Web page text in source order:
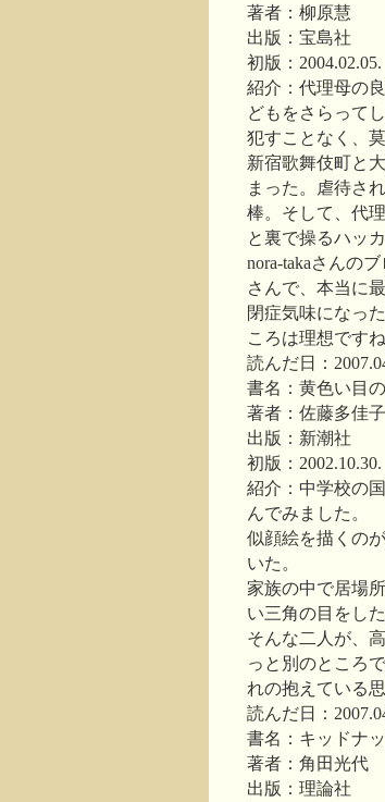
著者：柳原慧
出版：宝島社
初版：2004.02.05.
紹介：代理母の
どもをさらって
犯すことなく、
新宿歌舞伎町と
まった。虐待さ
棒。そして、代
と裏で操るハッ
nora-takaさんの
さんで、本当に
閉症気味になっ
ころは理想ですね
読んだ日：
書名：黄色い目
著者：佐藤多佳子
出版：新潮社
初版：2002.10.30.
紹介：中学校の
んでみました。
似顔絵を描くの
いた。
家族の中で居場
い三角の目をし
そんな二人が、
っと別のところ
れの抱えている
読んだ日：
書名：キッドナ
著者：角田光代
出版：理論社